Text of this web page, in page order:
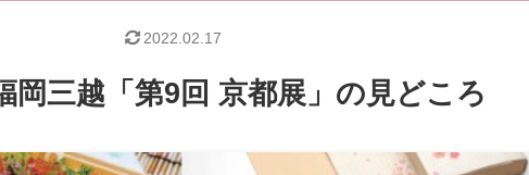
岡三越「第9回 京都展」の見どころ
2022.02.17